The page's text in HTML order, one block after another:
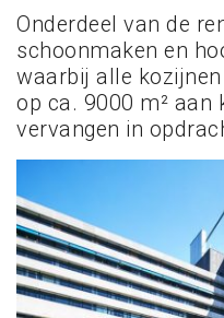
Onderdeel van de
schoonmaken en
waarbij alle
op ca. 9000 m² aan
vervangen in